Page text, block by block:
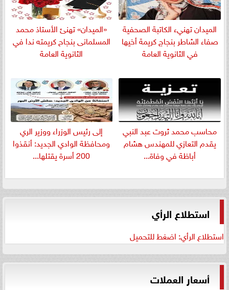
الميدان تهنيء الكاتبة الصحفية
صفاء الشاطر بنجاج كريمة أخيها
في الثانوية العامة
«الميدان» تهنئ الأستاذ محمد
المسلمانى بنجاح كريمته ندا في
الثانوية العامة
​محاسب محمد ثروت عبد النبي
يقدم التعازي للمهندس هشام
أباظة في وفاة...
إلى رئيس الوزراء ووزير الري
ومحافظة الوادي الجديد: أنقذوا
200 أسرة يقتلها...
استطلاع الرأي
استطلاع الرأي: اضغط للتحميل
أسعار العملات